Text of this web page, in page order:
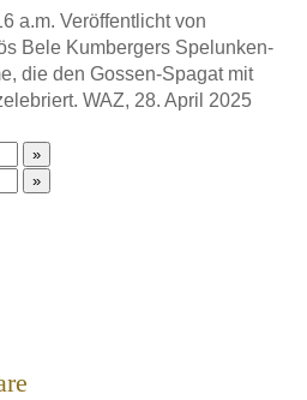
a.m. Veröffentlicht von
Bele Kumbergers Spelunken-
die den Gossen-Spagat mit
WAZ, 28. April 2025
»
»